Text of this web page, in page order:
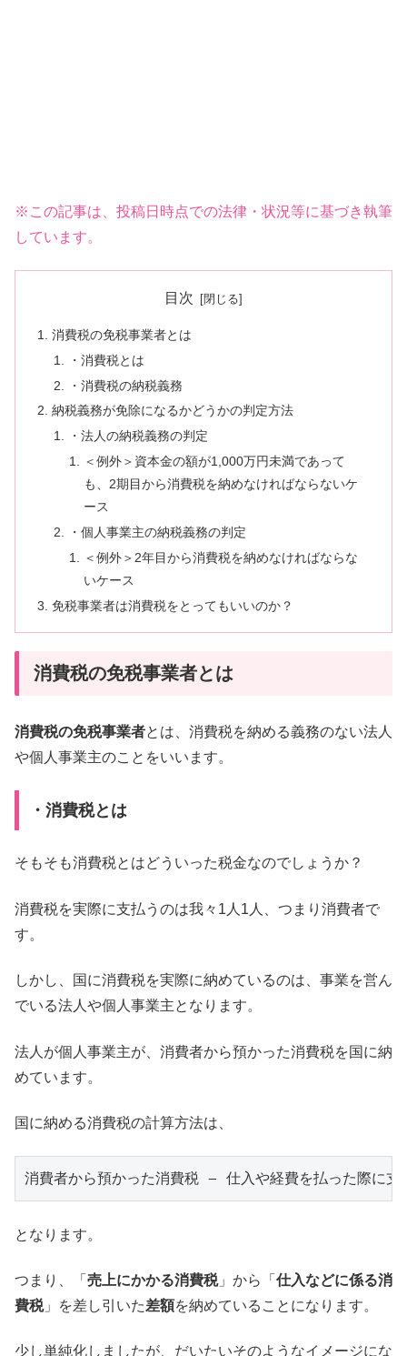
※この記事は、投稿日時点での法律・状況等に基づき執筆
しています。
目次
消費税の免税事業者とは
・消費税とは
・消費税の納税義務
納税義務が免除になるかどうかの判定方法
・法人の納税義務の判定
＜例外＞資本金の額が1,000万円未満であって
も、2期目から消費税を納めなければならないケ
ース
・個人事業主の納税義務の判定
＜例外＞2年目から消費税を納めなければならな
いケース
免税事業者は消費税をとってもいいのか？
消費税の免税事業者とは
消費税の免税事業者とは、消費税を納める義務のない法人
や個人事業主のことをいいます。
・消費税とは
そもそも消費税とはどういった税金なのでしょうか？
消費税を実際に支払うのは我々1人1人、つまり消費者で
す。
しかし、国に消費税を実際に納めているのは、事業を営ん
でいる法人や個人事業主となります。
法人が個人事業主が、消費者から預かった消費税を国に納
めています。
国に納める消費税の計算方法は、
消費者から預かった消費税 − 仕入や経費を払った際に支
となります。
つまり、「 売上にかかる消費税」から「 仕入などに係る消
費税」を差し引いた差額を納めていることになります。
少し単純化しましたが、だいたいそのようなイメージにな